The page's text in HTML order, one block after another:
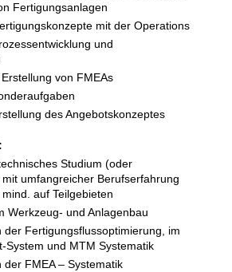
Fertigungsanlagen
mit der Operations
und
von FMEAs
des Angebotskonzeptes
Studium (oder
umfangreicher Berufserfahrung
auf Teilgebieten
Werkzeug- und Anlagenbau
der Fertigungsflussoptimierung, im
System und MTM Systematik
der FMEA – Systematik